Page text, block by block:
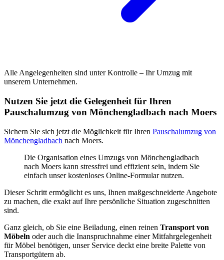
Alle Angelegenheiten sind unter Kontrolle – Ihr Umzug mit
unserem Unternehmen.
Nutzen Sie jetzt die Gelegenheit für Ihren
Pauschalumzug von Mönchengladbach nach Moers
Sichern Sie sich jetzt die Möglichkeit für Ihren Pauschalumzug von
Mönchengladbach nach Moers.
Die Organisation eines Umzugs von Mönchengladbach
nach Moers kann stressfrei und effizient sein, indem Sie
einfach unser kostenloses Online-Formular nutzen.
Dieser Schritt ermöglicht es uns, Ihnen maßgeschneiderte Angebote
zu machen, die exakt auf Ihre persönliche Situation zugeschnitten
sind.
Ganz gleich, ob Sie eine Beiladung, einen reinen Transport von
Möbeln oder auch die Inanspruchnahme einer Mitfahrgelegenheit
für Möbel benötigen, unser Service deckt eine breite Palette von
Transportgütern ab.